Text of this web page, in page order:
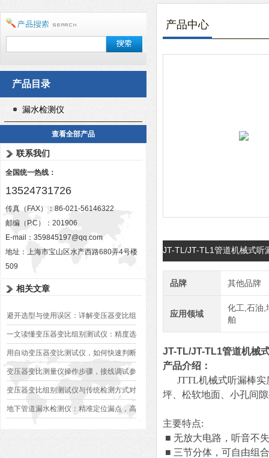
产品目录
漏水检测仪
查看全部产品
联系我们
全国统一热线：
13524731726
传真（FAX）：86-021-56146322
邮编（P.C）：201906
E-mail： 359845197@qq.com
地址：上海市宝山区水产西路680弄4号楼
509
相关文章
避开选型与使用误区：详解变压器变比组
别测试仪的日常校准方法、常见组别识别
异常排查方案
一文读懂变压器变比组别测试仪：精度选
型、接线规范、报告生成全流程标准化操
作指南
用自动变压器变比测试仪，如何快速判断
变压器是否合格？
变压器变比测量仪操作步骤，接线调试参
数设定变比测试数据保存使用教程
变压器变比组别测试仪与传统检测方式对
比：精度、速度与安全性深度分析
地下管道漏水检测仪：精准定位漏点，高
产品中心
JT-TL/JT-TL1管道机械式听
品牌 其他品牌
应用领域
化工,石油,
舶
JT-TL/JT-TL1管道机械
产品介绍：
JTTL机械式听漏棒实
坪、松软地面、小孔间
主要特点:
■ 无放大电路，听音不
■ 三节分体，可自由组